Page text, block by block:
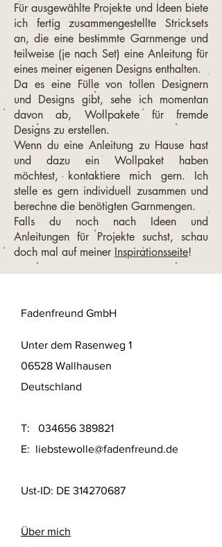
Für ausgewählte Projekte und Ideen biete
ich fertig zusammengestellte Stricksets
an, die eine bestimmte Garnmenge und
teilweise (je nach Set) eine Anleitung für
eines meiner eigenen Designs enthalten.
Da es eine Fülle von tollen Designern
und Designs gibt, sehe ich momentan
davon ab, Wollpakete für fremde
Designs zu erstellen.
Wenn du eine Anleitung zu Hause hast
und dazu ein Wollpaket haben
möchtest, kontaktiere mich gern. Ich
stelle es gern individuell zusammen und
berechne die benötigten Garnmengen.
Falls du noch nach Ideen und
Anleitungen für Projekte suchst, schau
doch mal auf meiner Inspirationsseite!
Fadenfreund GmbH
Unter dem Rasenweg 1
06528 Wallhausen
Deutschland
T: 034656 389821
E: liebstewolle@fadenfreund.de
Ust-ID: DE 314270687
Über mich